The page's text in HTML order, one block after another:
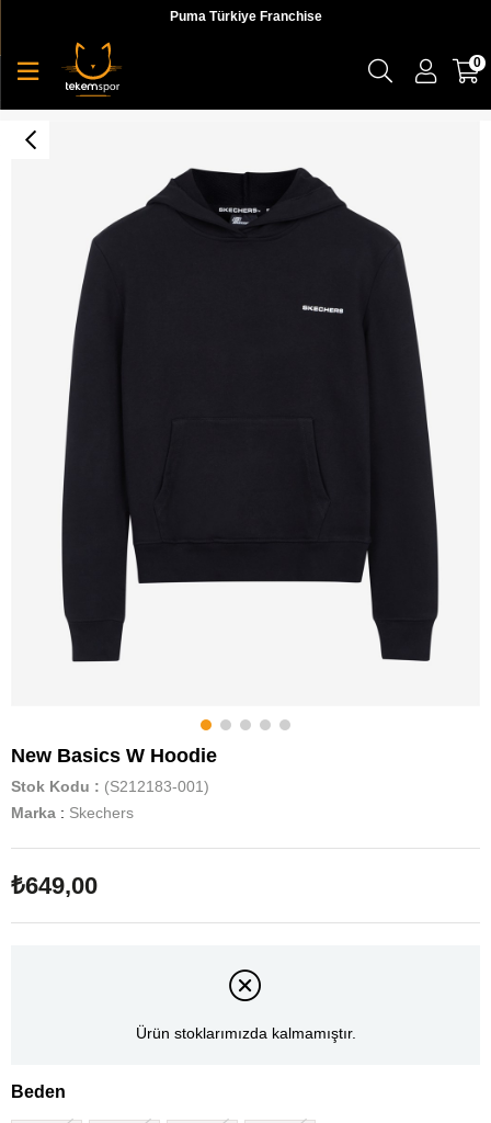
Puma Türkiye Franchise
0
New Basics W Hoodie
Stok Kodu
(S212183-001)
Marka : Skechers
₺649,00
Ürün stoklarımızda kalmamıştır.
Beden